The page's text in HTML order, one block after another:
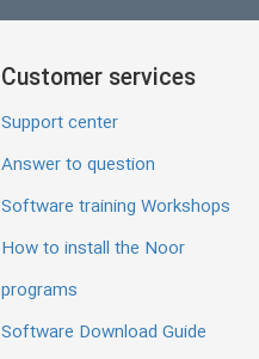
Customer services
Support center
Answer to question
Software training Workshops
How to install the Noor
programs
Software Download Guide